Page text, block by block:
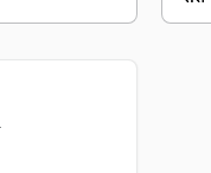
bansal ford, nh-